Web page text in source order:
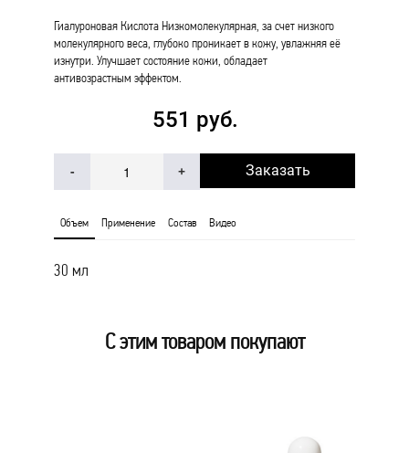
551 руб.
Заказать
- +
Гиалуроновая Кислота Низкомолекулярная, за счет низкого
молекулярного веса, глубоко проникает в кожу, увлажняя её
изнутри. Улучшает состояние кожи, обладает
антивозрастным эффектом.
Объем Применение Состав Видео
30 мл
С этим товаром покупают